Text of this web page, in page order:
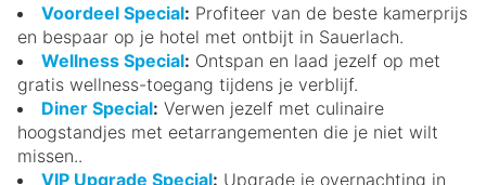
Voordeel Special: Profiteer van de beste kamerprijs
en bespaar op je hotel met ontbijt in Sauerlach.
Wellness Special: Ontspan en laad jezelf op met
gratis wellness-toegang tijdens je verblijf.
Diner Special: Verwen jezelf met culinaire
hoogstandjes met eetarrangementen die je niet wilt
missen..
VIP Upgrade Special: Upgrade je overnachting in